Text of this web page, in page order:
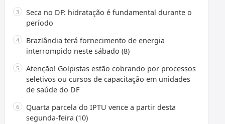
Seca no DF: hidratação é fundamental durante o
período
Brazlândia terá fornecimento de energia
interrompido neste sábado (8)
Atenção! Golpistas estão cobrando por processos
seletivos ou cursos de capacitação em unidades
de saúde do DF
Quarta parcela do IPTU vence a partir desta
segunda-feira (10)